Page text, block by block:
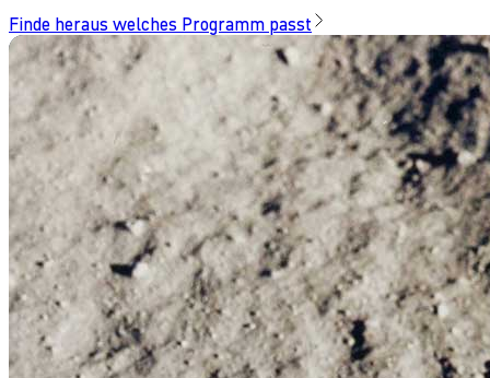
Finde heraus welches Programm passt